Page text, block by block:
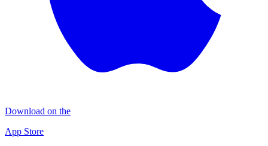
Download on the
App Store